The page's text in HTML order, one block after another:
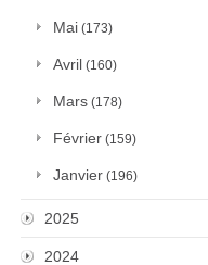
Mai (173)
Avril (160)
Mars (178)
Février (159)
Janvier (196)
2025
2024